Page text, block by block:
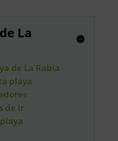
La
de La Rabia
playa
de ir